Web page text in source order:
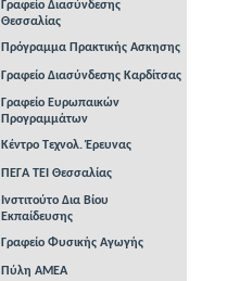
Γραφείο Διασύνδεσης
Θεσσαλίας
Πρόγραμμα Πρακτικής Ασκησης
Γραφείο Διασύνδεσης Καρδίτσας
Γραφείο Ευρωπαικών
Προγραμμάτων
Κέντρο Τεχνολ. Έρευνας
ΠΕΓΑ ΤΕΙ Θεσσαλίας
Ινστιτούτο Δια Βίου
Εκπαίδευσης
Γραφείο Φυσικής Αγωγής
Πύλη ΑΜΕΑ